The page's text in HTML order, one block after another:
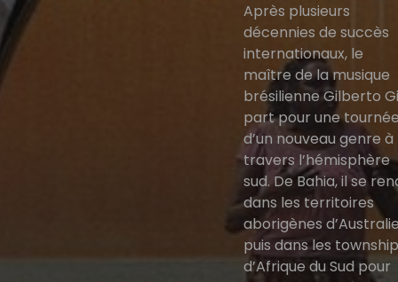
Après plusieurs
décennies de succès
internationaux, le
maître de la musique
brésilienne Gilberto
part pour une
d’un nouveau genre à
travers l’hémisphère
sud. De Bahia, il se
dans les territoires
aborigènes
puis dans les
d’Afrique du Sud pour